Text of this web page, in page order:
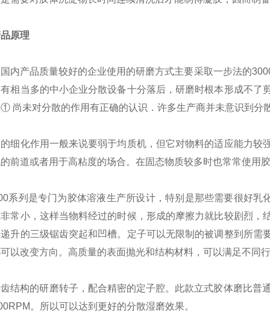
原理
内产品质量较好的企业使用的研磨方式主要采取一步法的
相当多的中小企业分散设备十分落后，研磨时根本形成不了
尚未对分散的作用有正确的认识．许多生产商并未意识到分
细化作用一般来说要弱于均质机，但它对物料的适应能力较
前道或者用于高粘度的场合。在固态物质较多时也常常使用
系列是专门为胶体溶液生产所设计，特别是那些需要很好乳
常小，这样当物料经过的时候，形成的摩擦力就比较剧烈，
升的三级锯齿突起和凹槽。定子可以无限制的被调整到所需
以改变方向。高质量的表面抛光和结构材料，可以满足不同
结构的研磨转子，配合精密的定子腔。此款立式胶体磨比普
。所以可以达到更好的分散湿磨效果。